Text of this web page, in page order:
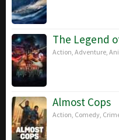
The Legend
Action Adventure
Almost Cops
Action Comedy